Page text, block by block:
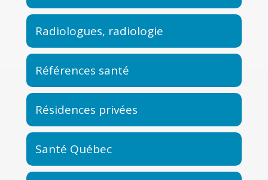
Radiologues, radiologie
Références santé
Résidences privées
Santé Québec